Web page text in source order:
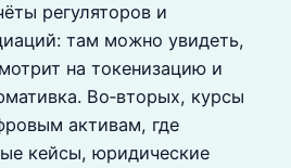
регуляторов и
там можно увидеть,
на токенизацию и
Во‑вторых, курсы
активам, где
кейсы, юридические